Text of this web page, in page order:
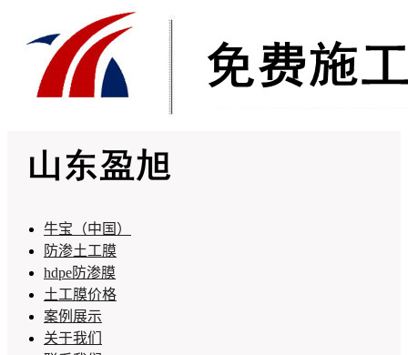
牛宝（中国）
防渗土工膜
hdpe防渗膜
土工膜价格
案例展示
关于我们